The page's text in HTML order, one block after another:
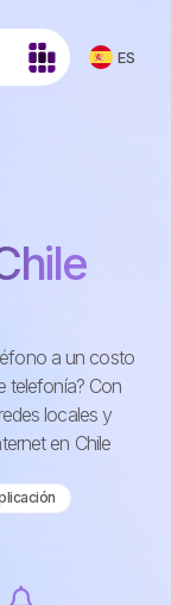
ES
a un costo
telefonía? Con
locales y
en Chile